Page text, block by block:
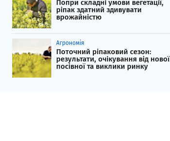
Попри складні умови вегетації,
ріпак здатний здивувати
врожайністю
Агрономія
Поточний ріпаковий сезон:
результати, очікування від нової
посівної та виклики ринку